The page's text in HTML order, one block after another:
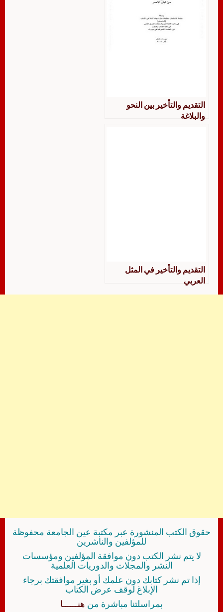
التقديم والتأخير بين النحو
والبلاغة
التقديم والتأخير في المثل
العربي
حقوق الكتب المنشورة عبر مكتبة عين الجامعة محفوظة
للمؤلفين والناشرين
لا يتم نشر الكتب دون موافقة المؤلفين ومؤسسات
النشر والمجلات والدوريات العلمية
إذا تم نشر كتابك دون علمك أو بغير موافقتك برجاء
الإبلاغ لوقف عرض الكتاب
بمراسلتنا مباشرة من هنــــــا